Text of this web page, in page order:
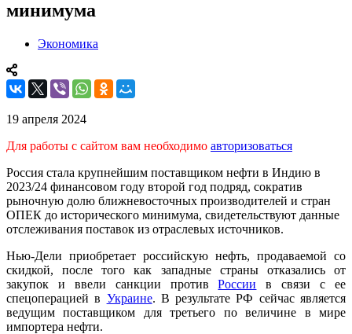
минимума
Экономика
19 апреля 2024
Для работы с сайтом вам необходимо авторизоваться
Россия стала крупнейшим поставщиком нефти в Индию в
2023/24 финансовом году второй год подряд, сократив
рыночную долю ближневосточных производителей и стран
ОПЕК до исторического минимума, свидетельствуют данные
отслеживания поставок из отраслевых источников.
Нью-Дели приобретает российскую нефть, продаваемой со
скидкой, после того как западные страны отказались от
закупок и ввели санкции противРоссии в связи с ее
спецоперацией в Украине. В результате РФ сейчас является
ведущим поставщиком для третьего по величине в мире
импортера нефти.